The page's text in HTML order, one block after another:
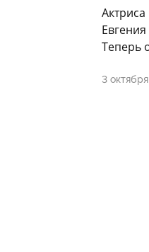
Теперь
3